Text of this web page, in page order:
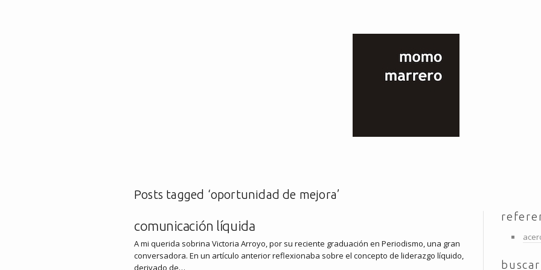
Posts tagged ‘oportunidad de mejora’
comunicación líquida
A mi querida sobrina Victoria Arroyo, por su reciente graduación en Periodismo, una gran
conversadora. En un artículo anterior reflexionaba sobre el concepto de liderazgo líquido,
derivado de…
buscar